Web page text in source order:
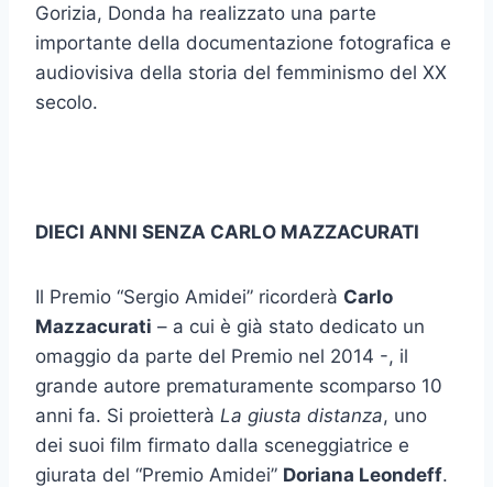
Gorizia, Donda ha realizzato una parte
importante della documentazione fotografica e
audiovisiva della storia del femminismo del XX
secolo.
DIECI ANNI SENZA CARLO MAZZACURATI
Il Premio “Sergio Amidei” ricorderà Carlo
Mazzacurati – a cui è già stato dedicato un
omaggio da parte del Premio nel 2014 -, il
grande autore prematuramente scomparso 10
anni fa. Si proietterà La giusta distanza, uno
dei suoi film firmato dalla sceneggiatrice e
giurata del “Premio Amidei” Doriana Leondeff.